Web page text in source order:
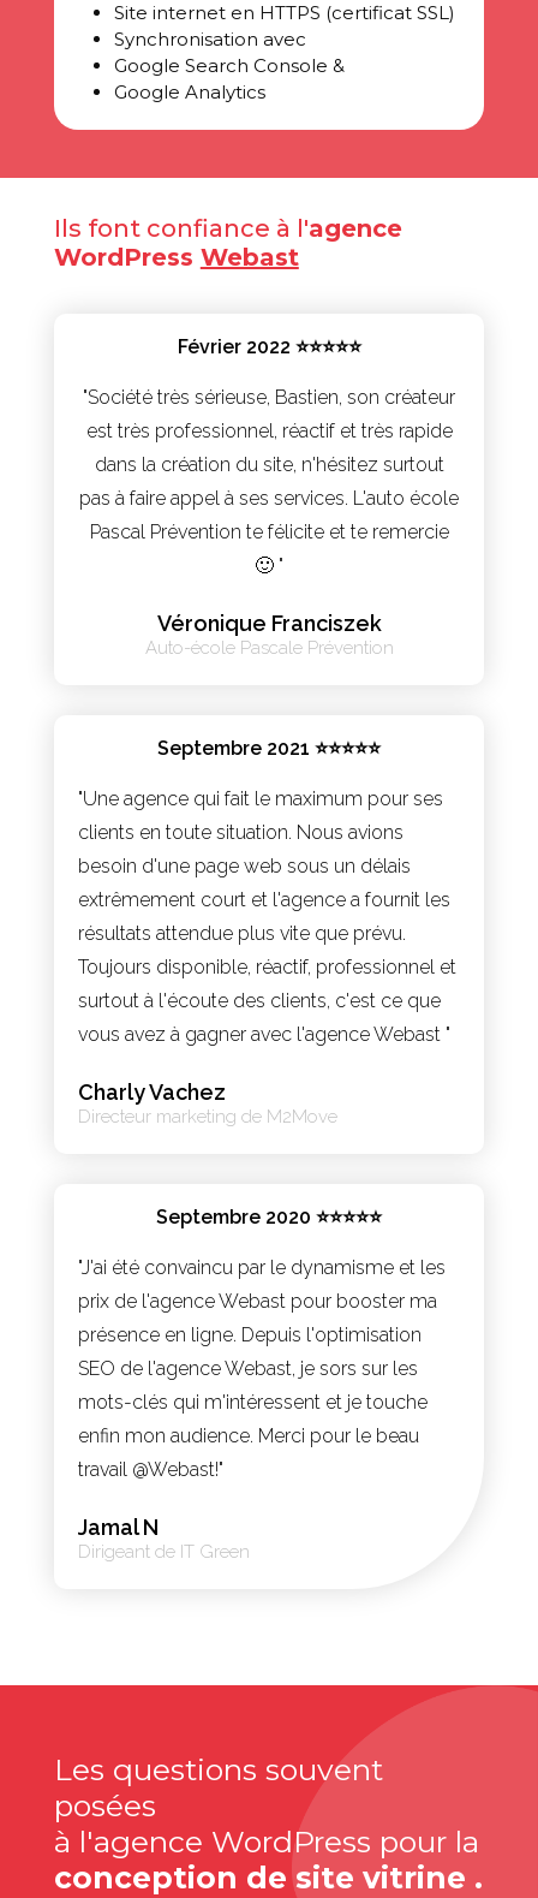
Site internet en HTTPS (certificat SSL)
Synchronisation avec
Google Search Console &
Google Analytics
Ils font confiance à l'agence
WordPress Webast
Février 2022 ⭐⭐⭐⭐⭐
"Société très sérieuse, Bastien, son créateur
est très professionnel, réactif et très rapide
dans la création du site, n'hésitez surtout
pas à faire appel à ses services. L'auto école
Pascal Prévention te félicite et te remercie
🙂 "
Véronique Franciszek
Auto-école Pascale Prévention
Septembre 2021 ⭐⭐⭐⭐⭐
"Une agence qui fait le maximum pour ses
clients en toute situation. Nous avions
besoin d'une page web sous un délais
extrêmement court et l'agence a fournit les
résultats attendue plus vite que prévu.
Toujours disponible, réactif, professionnel et
surtout à l'écoute des clients, c'est ce que
vous avez à gagner avec l'agence Webast "
Charly Vachez
Directeur marketing de M2Move
Septembre 2020 ⭐⭐⭐⭐⭐
"J'ai été convaincu par le dynamisme et les
prix de l'agence Webast pour booster ma
présence en ligne. Depuis l'optimisation
SEO de l'agence Webast, je sors sur les
mots-clés qui m'intéressent et je touche
enfin mon audience. Merci pour le beau
travail @Webast!"
Jamal N
Dirigeant de IT Green
Les questions souvent
posées
à l'agence WordPress pour la
conception de site vitrine .